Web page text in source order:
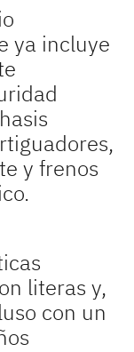
ya incluye
y frenos
literas y,
con un